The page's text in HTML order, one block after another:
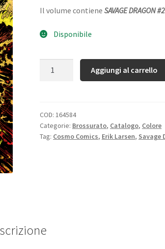
Il volume contiene SAVAGE DRAGON
Disponibile
Aggiungi al carrello
COD: 164584
Categorie: Brossurato, Catalogo, Colore
Tag: Cosmo Comics, Erik Larsen, Savage